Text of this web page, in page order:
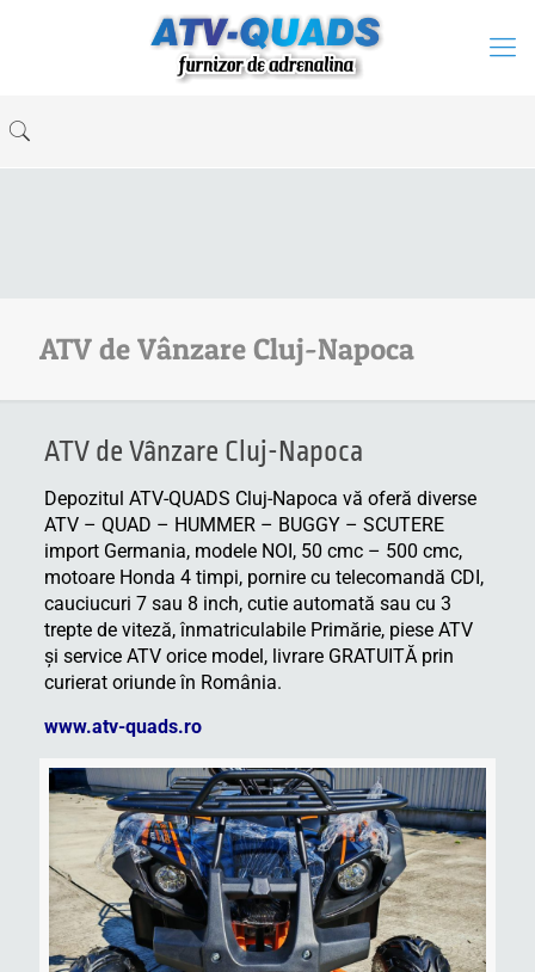
ATV de Vânzare Cluj-Napoca
ATV de Vânzare Cluj-Napoca
Depozitul ATV-QUADS Cluj-Napoca vă oferă diverse
ATV – QUAD – HUMMER – BUGGY – SCUTERE
import Germania, modele NOI, 50 cmc – 500 cmc,
motoare Honda 4 timpi, pornire cu telecomandă CDI,
cauciucuri 7 sau 8 inch, cutie automată sau cu 3
trepte de viteză, înmatriculabile Primărie, piese ATV
şi service ATV orice model, livrare GRATUITĂ prin
curierat oriunde în România.
www.atv-quads.ro